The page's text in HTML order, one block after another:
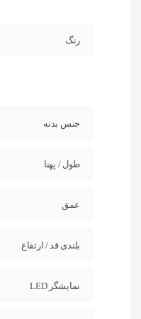
رنگ
جنس بدنه
طول / پهنا
عمق
بلندی قد / ارتفاع
نمایشگر LED